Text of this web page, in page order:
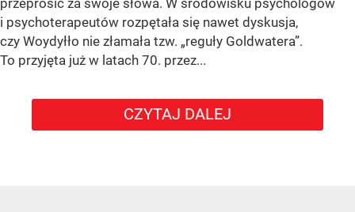
przeprosić za swoje słowa. W środowisku psychologów
i psychoterapeutów rozpętała się nawet dyskusja,
czy Woydyłło nie złamała tzw. „reguły Goldwatera”.
To przyjęta już w latach 70. przez...
CZYTAJ DALEJ